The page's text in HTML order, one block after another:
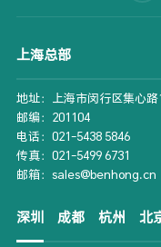
上海总部
地址：上海市闵行区集心
邮编：201104
电话：021-5438 5846
传真：021-5499 6731
邮箱：sales@benhong.cn
深圳 成都 杭州 北